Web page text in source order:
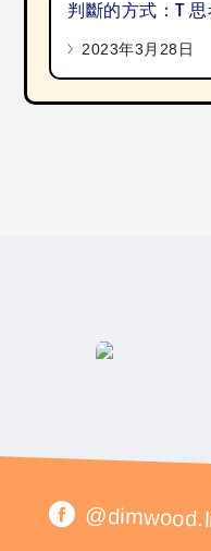
判斷的方式：T 思
2023年3月28日